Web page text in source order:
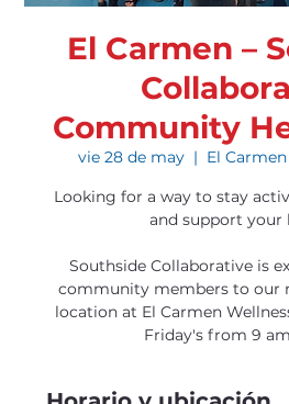
El Carmen –
Community
vie 28 de may
  |
El
Looking for a way to stay
and support your
Southside Collaborative is
community members to our
location at El Carmen
Friday's from 9 am